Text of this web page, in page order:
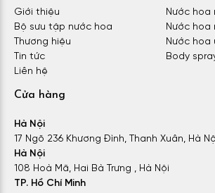
Giới thiệu
Bộ sưu tập nước hoa
Thương hiệu
Tin tức
Liên hệ
Nước hoa
Nước hoa
Nước hoa
Body
Cửa hàng
Hà Nội
17 Ngõ 236 Khương Đình, Thanh Xuân, Hà
Hà Nội
108 Hoà Mã, Hai Bà Trưng , Hà Nội
TP. Hồ Chí Minh